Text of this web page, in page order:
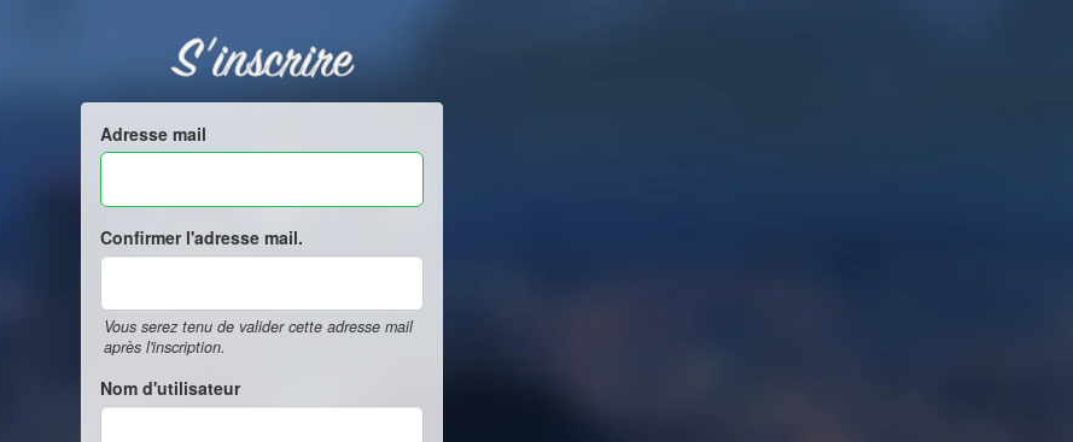
S'inscrire
Adresse mail
Confirmer l'adresse mail.
Vous serez tenu de valider cette adresse mail
après l'inscription.
Nom d'utilisateur